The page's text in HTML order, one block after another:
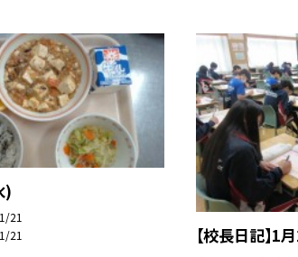
)
21
21 【校長日記】1